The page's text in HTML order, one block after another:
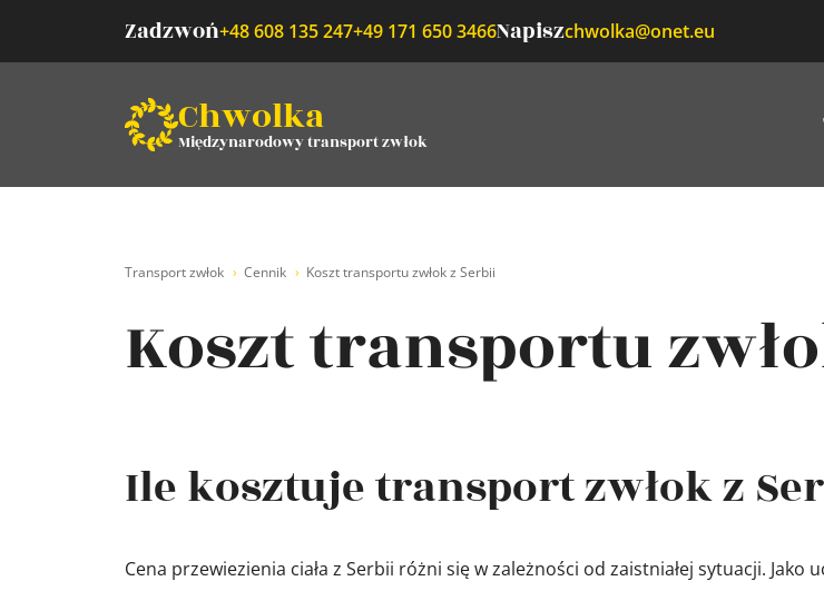
Zadzwoń+48 608 135 247+49 171 650 3466Napiszchwolka@onet.eu
Chwolka
Międzynarodowy transport zwłok
Transport zwłok Cennik Koszt transportu zwłok z Serbii
Koszt transportu
Ile kosztuje transport zwłok z
Cena przewiezienia ciała z Serbii różni się w zależności od zaistniałej sytuacji.